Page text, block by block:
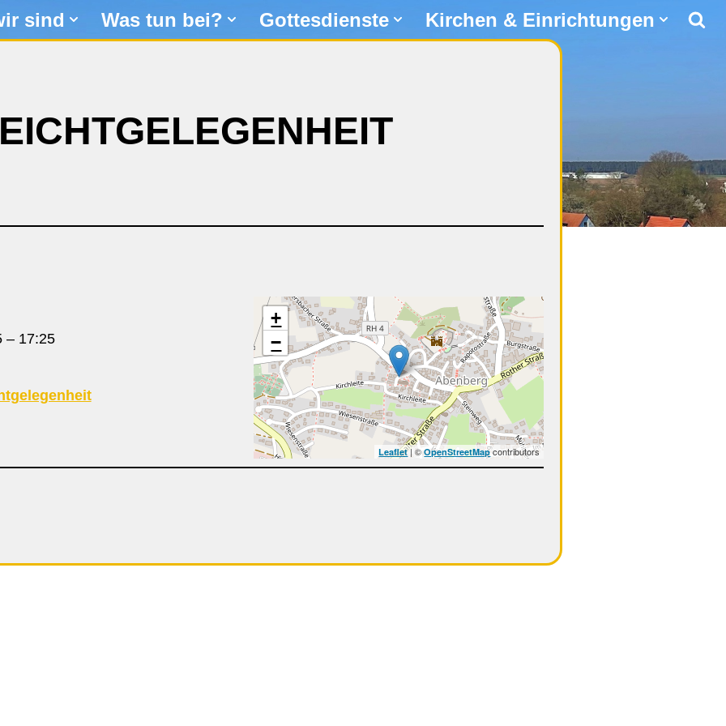
sind Was tun bei? Gottesdienste Kirchen & Einrichtungen
– 17:25
+
−
Leaflet| ©OpenStreetMapcontributors